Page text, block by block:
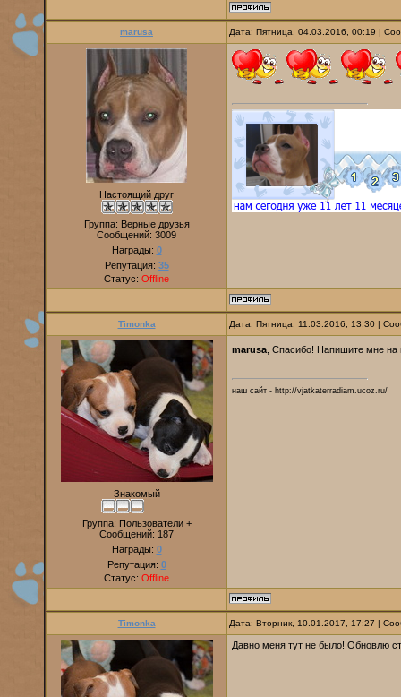
marusa Дата: Пятница, 04.03.2016, 00:19 |
Настоящий друг
Группа: Верные друзья
Сообщений: 3009
Награды: 0
Репутация: 35
Статус: Offline
Timonka Дата: Пятница, 11.03.2016, 13:30 |
Знакомый
Группа: Пользователи +
Сообщений: 187
Награды: 0
Репутация: 0
Статус: Offline
marusa , Спасибо! Напишите мне на
наш сайт - http://vjatkaterradiam.ucoz.ru/
Timonka Дата: Вторник, 10.01.2017, 17:27 |
Давно меня тут не было! Обновлю